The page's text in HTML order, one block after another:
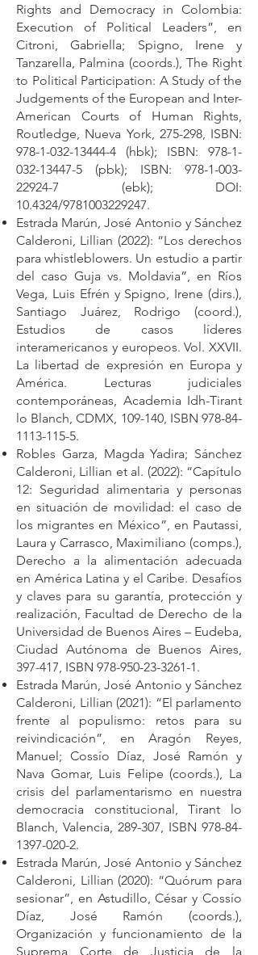
Rights and Democracy in Colombia:
Execution of Political Leaders”, en
Citroni, Gabriella; Spigno, Irene y
Tanzarella, Palmina (coords.), The Right
to Political Participation: A Study of the
Judgements of the European and Inter-
American Courts of Human Rights,
Routledge, Nueva York, 275-298, ISBN:
978-1-032-13444-4 (hbk); ISBN: 978-1-
032-13447-5 (pbk); ISBN: 978-1-003-
22924-7 (ebk); DOI:
10.4324/9781003229247.
Estrada Marún, José Antonio y Sánchez
Calderoni, Lillian (2022): “Los derechos
para whistleblowers. Un estudio a partir
del caso Guja vs. Moldavia”, en Ríos
Vega, Luis Efrén y Spigno, Irene (dirs.),
Santiago Juárez, Rodrigo (coord.),
Estudios de casos líderes
interamericanos y europeos. Vol. XXVII.
La libertad de expresión en Europa y
América. Lecturas judiciales
contemporáneas, Academia Idh-Tirant
lo Blanch, CDMX, 109-140, ISBN 978-84-
1113-115-5.
Robles Garza, Magda Yadira; Sánchez
Calderoni, Lillian et al. (2022): “Capítulo
12: Seguridad alimentaria y personas
en situación de movilidad: el caso de
los migrantes en México”, en Pautassi,
Laura y Carrasco, Maximiliano (comps.),
Derecho a la alimentación adecuada
en América Latina y el Caribe. Desafíos
y claves para su garantía, protección y
realización, Facultad de Derecho de la
Universidad de Buenos Aires – Eudeba,
Ciudad Autónoma de Buenos Aires,
397-417, ISBN 978-950-23-3261-1.
Estrada Marún, José Antonio y Sánchez
Calderoni, Lillian (2021): “El parlamento
frente al populismo: retos para su
reivindicación”, en Aragón Reyes,
Manuel; Cossío Díaz, José Ramón y
Nava Gomar, Luis Felipe (coords.), La
crisis del parlamentarismo en nuestra
democracia constitucional, Tirant lo
Blanch, Valencia, 289-307, ISBN 978-84-
1397-020-2.
Estrada Marún, José Antonio y Sánchez
Calderoni, Lillian (2020): “Quórum para
sesionar”, en Astudillo, César y Cossío
Díaz, José Ramón (coords.),
Organización y funcionamiento de la
Suprema Corte de Justicia de la